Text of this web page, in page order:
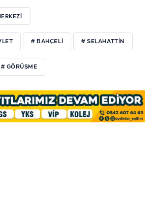
# BAHÇELİ # SELAHATTİN
# GÖRÜŞME